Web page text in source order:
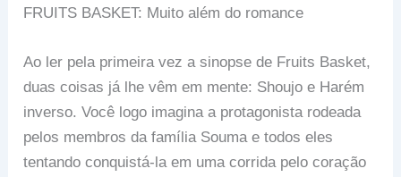
FRUITS BASKET: Muito além do romance
Ao ler pela primeira vez a sinopse de Fruits Basket,
duas coisas já lhe vêm em mente: Shoujo e Harém
inverso. Você logo imagina a protagonista rodeada
pelos membros da família Souma e todos eles
tentando conquistá-la em uma corrida pelo coração